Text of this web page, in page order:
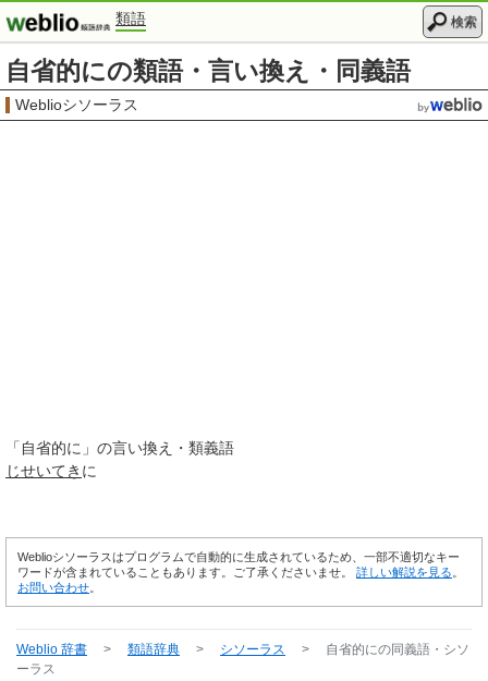
類語 検索
自省的にの類語・言い換え・同義語
Weblioシソーラス
「 自省的に 」の言い換え・類義語
じせいてき に
Weblioシソーラスはプログラムで自動的に生成されているため、一部不適切なキー
ワードが含まれていることもあります。ご了承くださいませ。 詳しい解説を見る
お問い合わせ
Weblio 辞書 > 類語辞典 > シソーラス > 自省的にの同義語・シソ
ーラス